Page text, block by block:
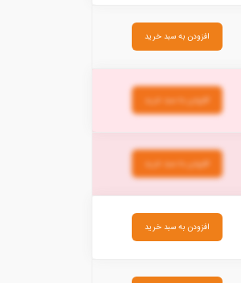
افزودن به سبد خرید
افزودن به سبد خرید
افزودن به سبد خرید
افزودن به سبد خرید